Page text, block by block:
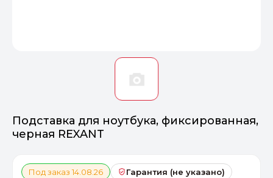
Подставка для ноутбука, фиксированная,
черная REXANT
Под заказ 14.08.26
Гарантия (не указано)